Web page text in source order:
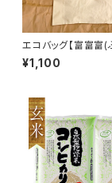
エコバッグ【富富富(
¥1,100